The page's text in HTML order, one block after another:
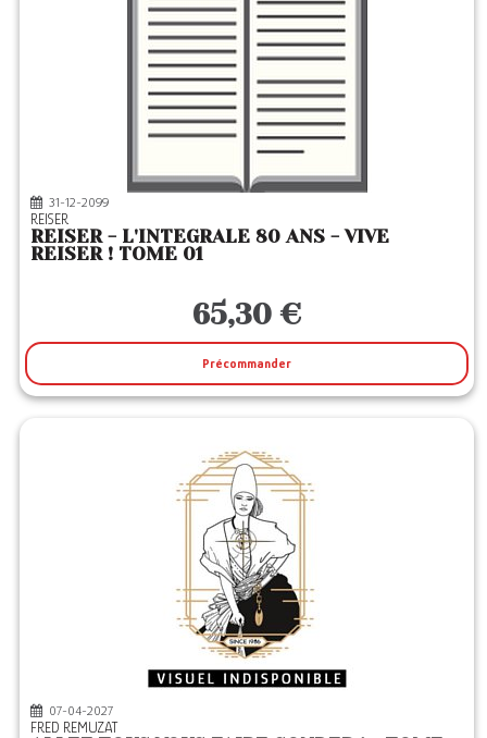
31-12-2099
REISER
REISER - L'INTEGRALE 80 ANS - VIVE
REISER ! TOME 01
65,30 €
Précommander
07-04-2027
FRED REMUZAT